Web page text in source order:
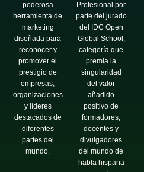
poderosa
herramienta de
marketing
diseñada para
reconocer y
promover el
prestigio de
empresas,
organizaciones
y líderes
destacados de
diferentes
partes del
mundo.
Profesional por
parte del jurado
del IDC Open
Global School,
categoría que
premia la
singularidad
del valor
añadido
positivo de
formadores,
docentes y
divulgadores
del mundo de
habla hispana